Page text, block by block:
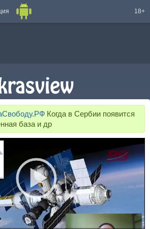
18+
Когда в Сербии появится
база и др